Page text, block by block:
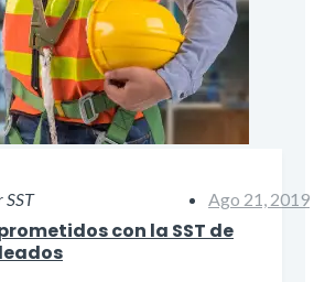
Ago 21, 2019
con la SST de